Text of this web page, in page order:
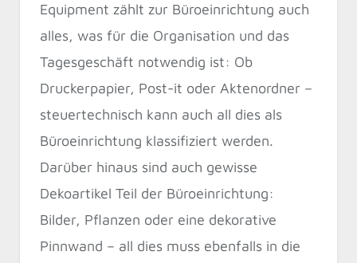
Equipment zählt zur Büroeinrichtung auch
alles, was für die Organisation und das
Tagesgeschäft notwendig ist: Ob
Druckerpapier, Post-it oder Aktenordner –
steuertechnisch kann auch all dies als
Büroeinrichtung klassifiziert werden.
Darüber hinaus sind auch gewisse
Dekoartikel Teil der Büroeinrichtung:
Bilder, Pflanzen oder eine dekorative
Pinnwand – all dies muss ebenfalls in die